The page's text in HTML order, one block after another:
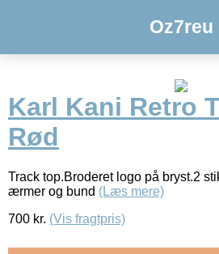
Oz7reu
Karl Kani Retro
Rød
Track top.Broderet logo på bryst.2
ærmer og bund (Læs mere)
700 kr. (Vis fragtpris)